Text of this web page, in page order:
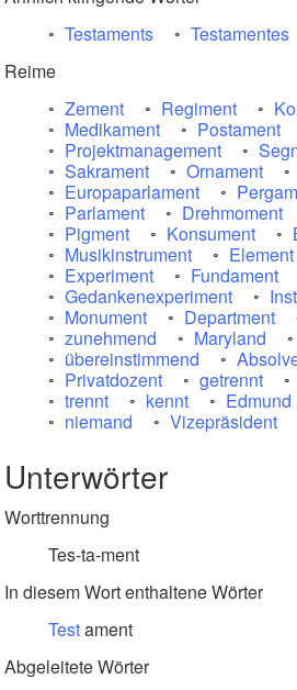
Testaments
Testamentes
Reime
Zement
Regiment
Medikament
Postament
Projektmanagement
Sakrament
Ornament
Europaparlament
Parlament
Drehmoment
Pigment
Konsument
Musikinstrument
Element
Experiment
Fundament
Gedankenexperiment
Monument
Department
zunehmend
Maryland
übereinstimmend
Privatdozent
getrennt
trennt
kennt Edmund
niemand
Vizepräsident
Unterwörter
Worttrennung
Tes-ta-ment
In diesem Wort enthaltene Wörter
Testament
Abgeleitete Wörter